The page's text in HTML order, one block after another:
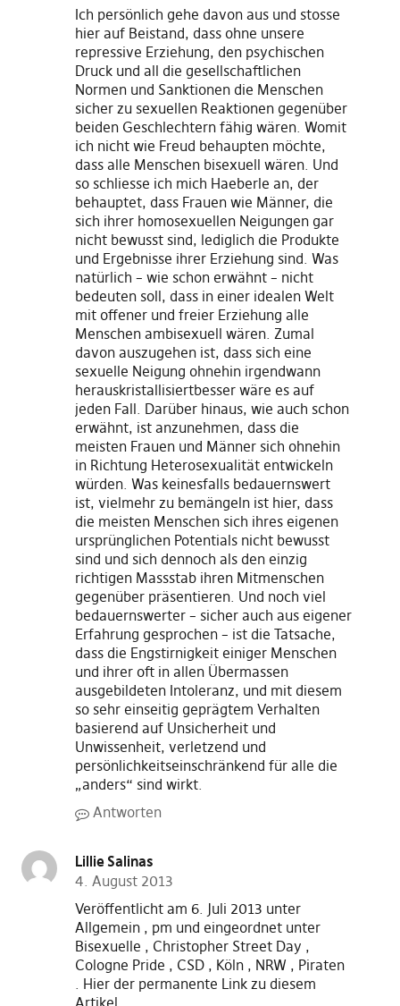
Ich persönlich gehe davon aus und stosse
hier auf Beistand, dass ohne unsere
repressive Erziehung, den psychischen
Druck und all die gesellschaftlichen
Normen und Sanktionen die Menschen
sicher zu sexuellen Reaktionen gegenüber
beiden Geschlechtern fähig wären. Womit
ich nicht wie Freud behaupten möchte,
dass alle Menschen bisexuell wären. Und
so schliesse ich mich Haeberle an, der
behauptet, dass Frauen wie Männer, die
sich ihrer homosexuellen Neigungen gar
nicht bewusst sind, lediglich die Produkte
und Ergebnisse ihrer Erziehung sind. Was
natürlich – wie schon erwähnt – nicht
bedeuten soll, dass in einer idealen Welt
mit offener und freier Erziehung alle
Menschen ambisexuell wären. Zumal
davon auszugehen ist, dass sich eine
sexuelle Neigung ohnehin irgendwann
herauskristallisiertbesser wäre es auf
jeden Fall. Darüber hinaus, wie auch schon
erwähnt, ist anzunehmen, dass die
meisten Frauen und Männer sich ohnehin
in Richtung Heterosexualität entwickeln
würden. Was keinesfalls bedauernswert
ist, vielmehr zu bemängeln ist hier, dass
die meisten Menschen sich ihres eigenen
ursprünglichen Potentials nicht bewusst
sind und sich dennoch als den einzig
richtigen Massstab ihren Mitmenschen
gegenüber präsentieren. Und noch viel
bedauernswerter – sicher auch aus eigener
Erfahrung gesprochen – ist die Tatsache,
dass die Engstirnigkeit einiger Menschen
und ihrer oft in allen Übermassen
ausgebildeten Intoleranz, und mit diesem
so sehr einseitig geprägtem Verhalten
basierend auf Unsicherheit und
Unwissenheit, verletzend und
persönlichkeitseinschränkend für alle die
„anders“ sind wirkt.
Antworten
Lillie Salinas
4. August 2013
Veröffentlicht am 6. Juli 2013 unter
Allgemein , pm und eingeordnet unter
Bisexuelle , Christopher Street Day ,
Cologne Pride , CSD , Köln , NRW , Piraten
. Hier der permanente Link zu diesem